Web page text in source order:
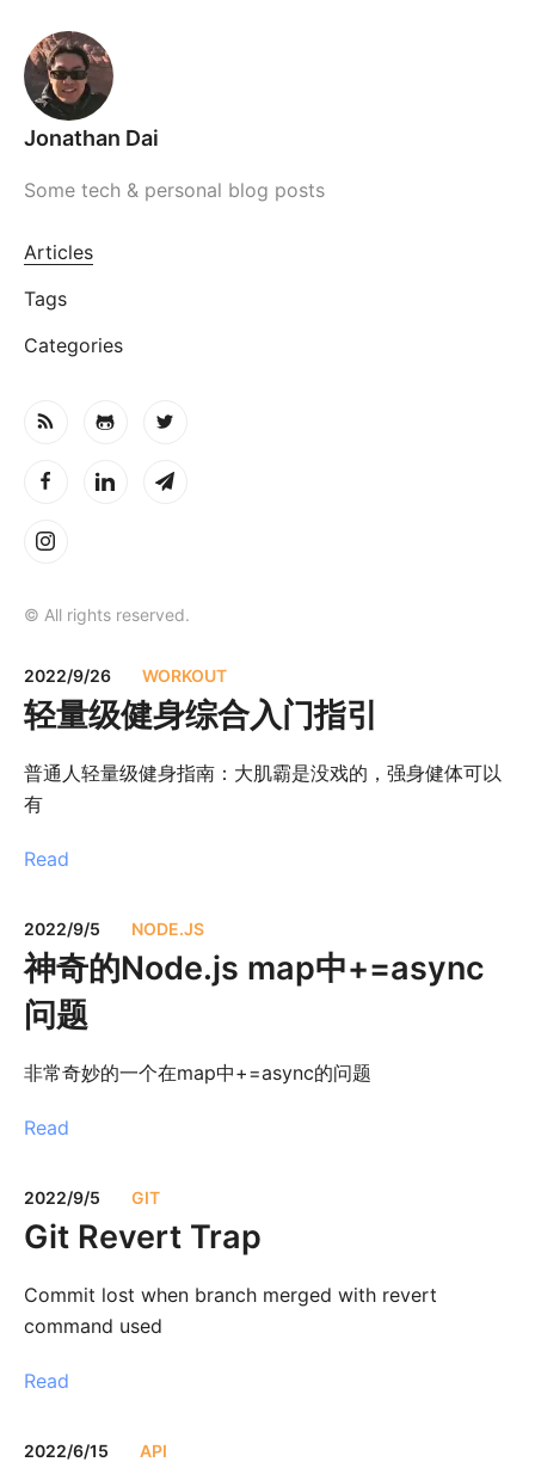
Jonathan Dai
Some tech & personal blog posts
Articles
Tags
Categories
© All rights reserved.
2022/9/26 WORKOUT
轻量级健身综合入门指引
普通人轻量级健身指南：大肌霸是没戏的，强身健体可以
有
Read
2022/9/5 NODE.JS
神奇的Node.js map中+=async
问题
非常奇妙的一个在map中+=async的问题
Read
2022/9/5 GIT
Git Revert Trap
Commit lost when branch merged with revert
command used
Read
2022/6/15 API